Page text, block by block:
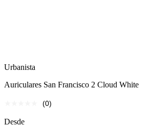
Urbanista
Auriculares San Francisco 2 Cloud White
(0)
Desde